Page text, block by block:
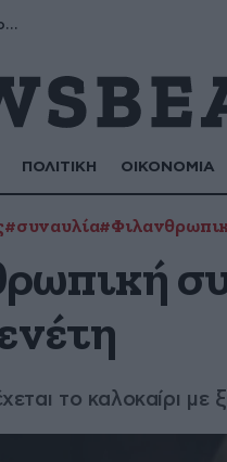
Σωτήρης, Σωτηρία, Ευμορφία, Μορφούλα
ΠΟΛΙΤΙΚΗ ΟΙΚΟΝΟΜΙΑ
#συναυλία
το καλοκαίρι με